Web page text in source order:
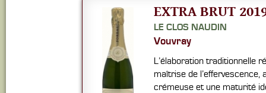
EXTRA BRUT
LE CLOS NAUDIN
Vouvray
L’élaboration traditionnelle
maîtrise de l’effervescence,
crémeuse et une maturité